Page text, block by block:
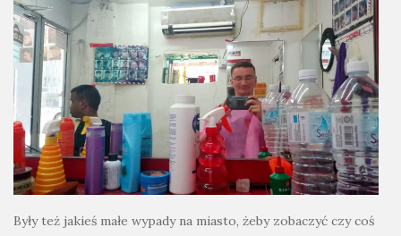
Były też jakieś małe wypady na miasto, żeby zobaczyć czy coś